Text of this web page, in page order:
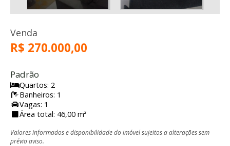
Venda
R$ 270.000,00
Padrão
Quartos: 2
Banheiros: 1
Vagas: 1
Área total: 46,00 m²
Valores informados e disponibilidade do imóvel sujeitos a alterações sem
prévio aviso.